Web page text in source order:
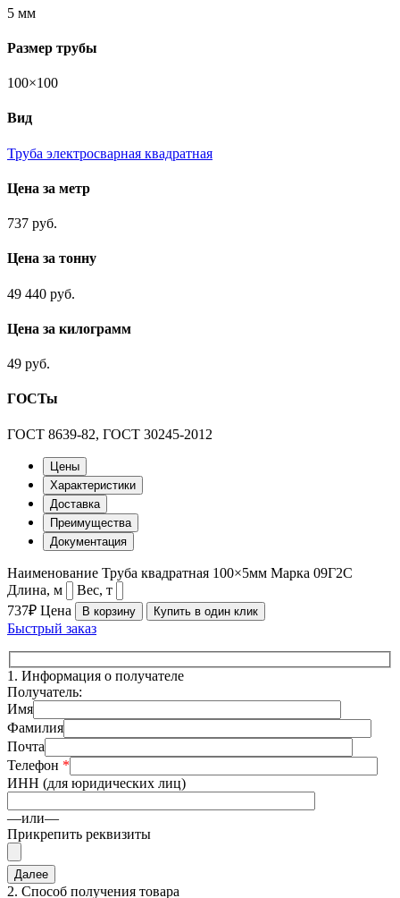
5 мм
Размер трубы
100×100
Вид
Труба электросварная квадратная
Цена за метр
737 руб.
Цена за тонну
49 440 руб.
Цена за килограмм
49 руб.
ГОСТы
ГОСТ 8639-82, ГОСТ 30245-2012
Цены
Характеристики
Доставка
Преимущества
Документация
Наименование Труба квадратная 100×5мм Марка 09Г2С
Длина, м
Вес, т
737₽ Цена В корзину Купить в один клик
Быстрый заказ
1. Информация о получателе
Получатель:
Имя
Фамилия
Почта
Телефон *
ИНН (для юридических лиц)
—или—
Прикрепить реквизиты
2. Способ получения товара